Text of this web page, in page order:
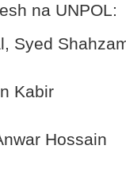
na UNPOL:
Syed
Kabir
Hossain